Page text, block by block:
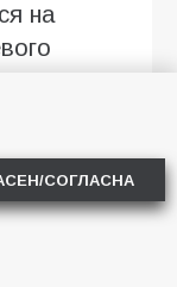
на
будут
жеСОГЛАСНА